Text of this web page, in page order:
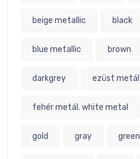
beige metallic black
blue metallic brown
darkgrey ezüst metál
fehér metál. white metal
gold gray green